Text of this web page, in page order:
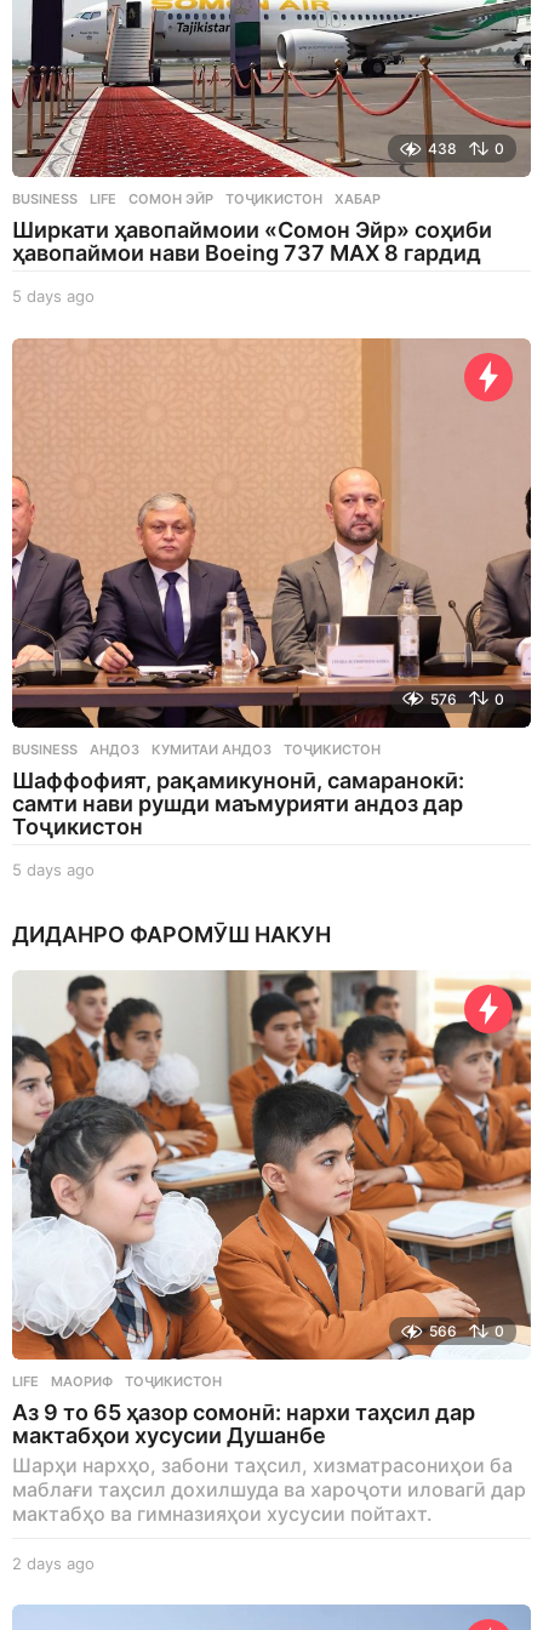
438 0
BUSINESS ,LIFE СОМОН ЭЙР ,ТОҶИКИСТОН ,ХАБАР
Ширкати ҳавопаймоии «Сомон Эйр» соҳиби
ҳавопаймои нави Boeing 737 MAX 8 гардид
5 days ago
a
576 0
BUSINESS АНДОЗ ,КУМИТАИ АНДОЗ ,ТОҶИКИСТОН
Шаффофият, рақамикунонӣ, самаранокӣ:
самти нави рушди маъмурияти андоз дар
Тоҷикистон
5 days ago
y
a
g
o
ДИДАНРО ФАРОМӮШ НАКУН
566 0
LIFE МАОРИФ ,ТОҶИКИСТОН
Аз 9 то 65 ҳазор сомонӣ: нархи таҳсил дар
мактабҳои хусусии Душанбе
Шарҳи нархҳо, забони таҳсил, хизматрасониҳои ба
маблағи таҳсил дохилшуда ва хароҷоти иловагӣ дар
мактабҳо ва гимназияҳои хусусии пойтахт.
2 days ago
a